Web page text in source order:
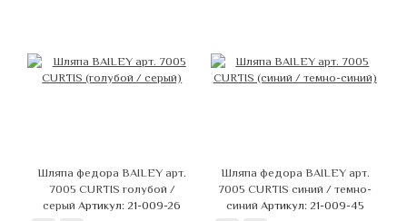
Шляпа федора BAILEY арт.
7005 CURTIS голубой /
серыйАртикул: 21-009-26
Шляпа федора BAILEY арт.
7005 CURTIS синий / темно-
синий Артикул: 21-009-45